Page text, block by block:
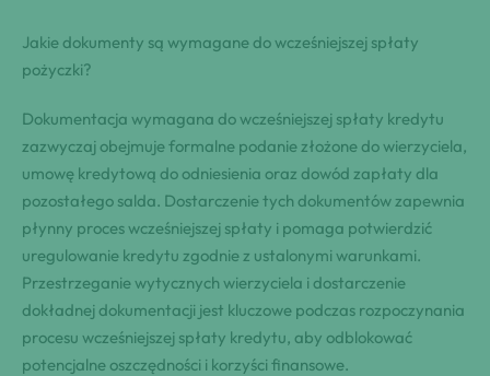
Jakie dokumenty są wymagane do wcześniejszej spłaty
pożyczki?
Dokumentacja wymagana do wcześniejszej spłaty kredytu
zazwyczaj obejmuje formalne podanie złożone do wierzyciela,
umowę kredytową do odniesienia oraz dowód zapłaty dla
pozostałego salda. Dostarczenie tych dokumentów zapewnia
płynny proces wcześniejszej spłaty i pomaga potwierdzić
uregulowanie kredytu zgodnie z ustalonymi warunkami.
Przestrzeganie wytycznych wierzyciela i dostarczenie
dokładnej dokumentacji jest kluczowe podczas rozpoczynania
procesu wcześniejszej spłaty kredytu, aby odblokować
potencjalne oszczędności i korzyści finansowe.